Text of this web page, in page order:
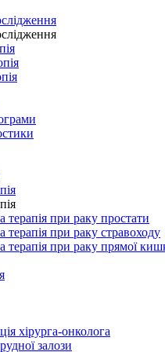
терапія при раку простати
терапія при раку стравоходу
терапія при раку прямої
хірурга-онколога
залози